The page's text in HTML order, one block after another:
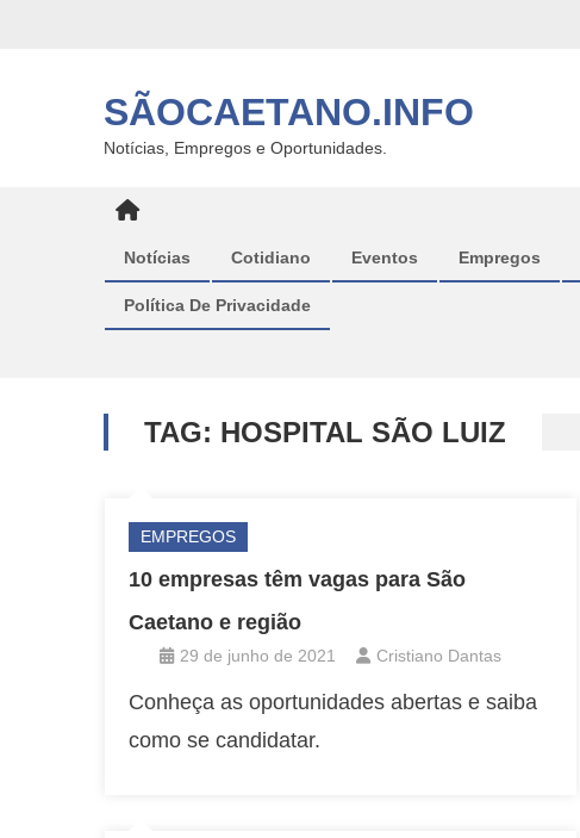
SÃOCAETANO.INFO
Notícias, Empregos e Oportunidades.
Notícias Cotidiano Eventos Empregos
Política De Privacidade
TAG: HOSPITAL SÃO LUIZ
EMPREGOS
10 empresas têm vagas para São
Caetano e região
29 de junho de 2021 Cristiano Dantas
Conheça as oportunidades abertas e saiba
como se candidatar.